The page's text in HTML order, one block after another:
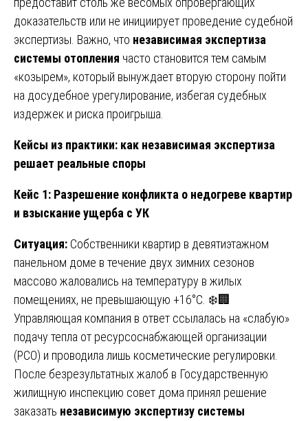
доказательств или не инициирует проведение судебной
экспертизы. Важно, что независимая экспертиза
системы отопления часто становится тем самым
«козырем», который вынуждает вторую сторону пойти
на досудебное урегулирование, избегая судебных
издержек и риска проигрыша.
Кейсы из практики: как независимая экспертиза
решает реальные споры
Кейс 1: Разрешение конфликта о недогреве квартир
и взыскание ущерба с УК
Ситуация: Собственники квартир в девятиэтажном
панельном доме в течение двух зимних сезонов
массово жаловались на температуру в жилых
помещениях, не превышающую +16°C. ❄️🏢
Управляющая компания в ответ ссылалась на «слабую»
подачу тепла от ресурсоснабжающей организации
(РСО) и проводила лишь косметические регулировки.
После безрезультатных жалоб в Государственную
жилищную инспекцию совет дома принял решение
заказать независимую экспертизу системы